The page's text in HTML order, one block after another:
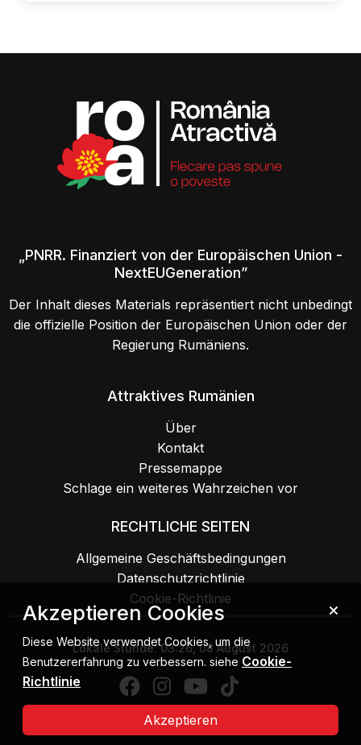
„PNRR. Finanziert von der Europäischen Union -
NextEUGeneration”
Der Inhalt dieses Materials repräsentiert nicht unbedingt
die offizielle Position der Europäischen Union oder der
Regierung Rumäniens.
Attraktives Rumänien
Über
Kontakt
Pressemappe
Schlage ein weiteres Wahrzeichen vor
RECHTLICHE SEITEN
Allgemeine Geschäftsbedingungen
Datenschutzrichtlinie
Cookie-Richtlinie
Lokale Stunde:03:26, 08 August 2026
Urheberrecht 2026 MIPE. Alle Rechte vorbehalten.
Akzeptieren Cookies
Diese Website verwendet Cookies, um die
Benutzererfahrung zu verbessern. siehe Cookie-
Richtlinie
Akzeptieren